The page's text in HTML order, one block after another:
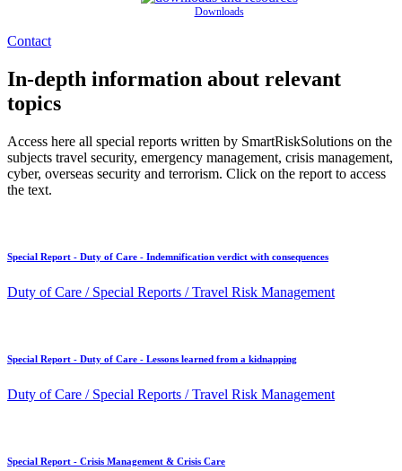
Downloads
Contact
In-depth information about relevant
topics
Access here all special reports written by SmartRiskSolutions on the
subjects travel security, emergency management, crisis management,
cyber, overseas security and terrorism. Click on the report to access
the text.
Special Report - Duty of Care - Indemnification verdict with consequences
Duty of Care / Special Reports / Travel Risk Management
Special Report - Duty of Care - Lessons learned from a kidnapping
Duty of Care / Special Reports / Travel Risk Management
Special Report - Crisis Management & Crisis Care